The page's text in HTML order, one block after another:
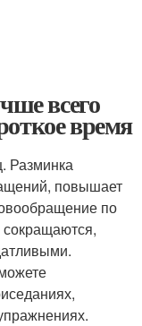
всего
время
Разминка
повышает
по